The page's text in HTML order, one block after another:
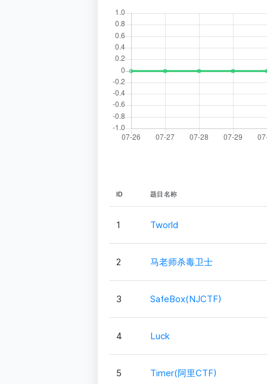
ID 题目名称
1 Tworld
2 马老师杀毒卫士
3 SafeBox(NJCTF)
4 Luck
5 Timer(阿里CTF)